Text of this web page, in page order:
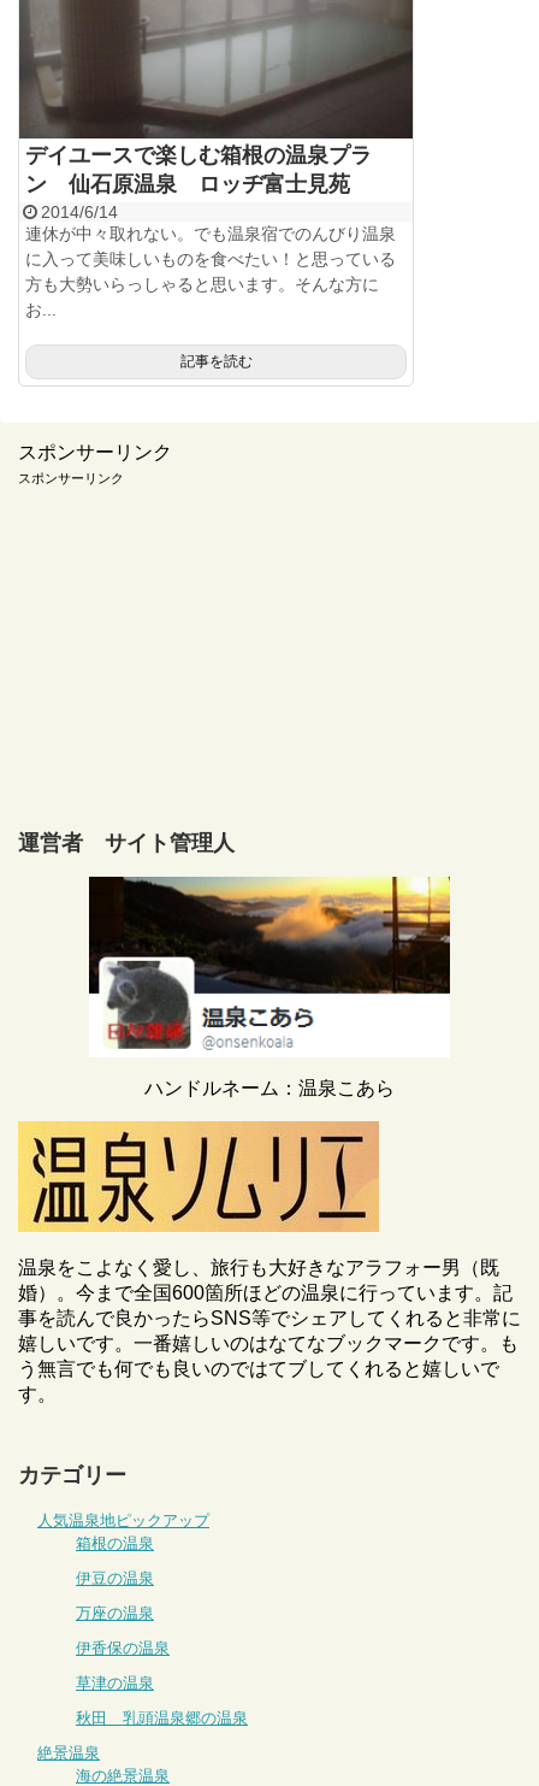
デイユースで楽しむ箱根の温泉プラ
ン 仙石原温泉 ロッヂ富士見苑
2014/6/14
連休が中々取れない。でも温泉宿でのんびり温泉
に入って美味しいものを食べたい！と思っている
方も大勢いらっしゃると思います。そんな方に
お...
記事を読む
スポンサーリンク
スポンサーリンク
運営者 サイト管理人
ハンドルネーム：温泉こあら
温泉をこよなく愛し、旅行も大好きなアラフォー男（既
婚）。今まで全国600箇所ほどの温泉に行っています。記
事を読んで良かったらSNS等でシェアしてくれると非常に
嬉しいです。一番嬉しいのはなてなブックマークです。も
う無言でも何でも良いのではてブしてくれると嬉しいで
す。
カテゴリー
人気温泉地ピックアップ
箱根の温泉
伊豆の温泉
万座の温泉
伊香保の温泉
草津の温泉
秋田 乳頭温泉郷の温泉
絶景温泉
海の絶景温泉